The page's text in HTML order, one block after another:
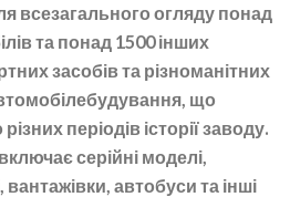
всезагального огляду понад
та понад 1500 інших
засобів та різноманітних
що
періодів історії заводу.
серійні моделі,
автобуси та інші